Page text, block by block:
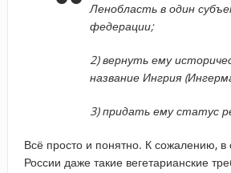
Ленобласть в один
федерации;
2) вернуть ему
название Ингрия
3) придать ему статус
Всё просто и понятно. К сожалению, в
России даже такие вегетарианские